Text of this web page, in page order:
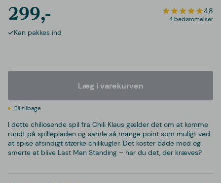
299,- 4,8
4 bedømmelser
Kan pakkes ind
Læg i varekurven
Få tilbage
I dette chiliosende spil fra Chili Klaus gælder det om at komme
rundt på spillepladen og samle så mange point som muligt ved
at spise afsindigt stærke chilikugler. Det koster både mod og
smerte at blive Last Man Standing – har du det, der kræves?